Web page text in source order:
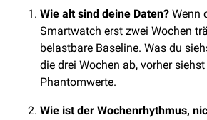
Wie alt sind deine Daten? Wenn
Smartwatch erst zwei Wochen
belastbare Baseline. Was du
die drei Wochen ab, vorher
Phantomwerte.
Wie ist der Wochenrhythmus,